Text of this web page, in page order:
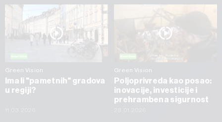
Green Vision
Ima li "pametnih" gradova
u regiji?
Green Vision
Poljoprivreda kao posao:
inovacije, investicije i
prehrambena sigurnost